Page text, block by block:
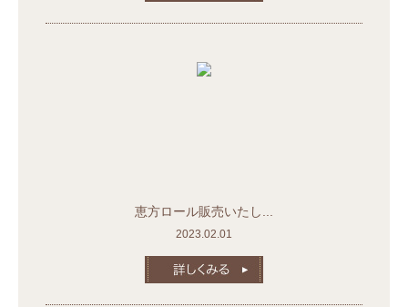
恵方ロール販売いたし...
2023.02.01